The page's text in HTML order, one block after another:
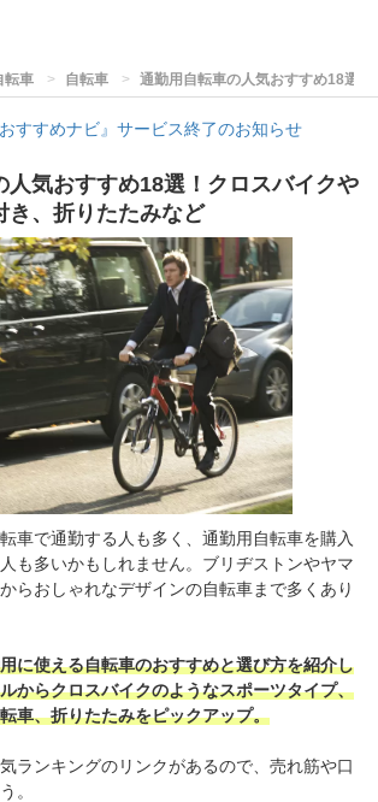
転車 自転車 通勤用自転車の人気おすすめ18選
おすすめナビ』サービス終了のお知らせ
人気おすすめ18選！クロスバイクや
き、折りたたみなど
車で通勤する人も多く、通勤用自転車を購入
も多いかもしれません。ブリヂストンやヤマ
らおしゃれなデザインの自転車まで多くあり
に使える自転車のおすすめと選び方を紹介し
からクロスバイクのようなスポーツタイプ、
車、折りたたみをピックアップ。
ランキングのリンクがあるので、売れ筋や口
。